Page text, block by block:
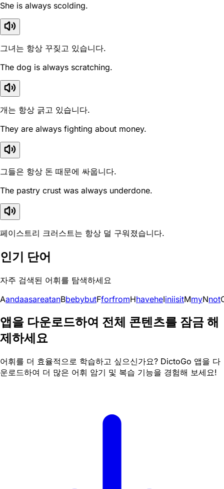
She is always scolding.
그녀는 항상 꾸짖고 있습니다.
The dog is always scratching.
개는 항상 긁고 있습니다.
They are always fighting about money.
그들은 항상 돈 때문에 싸웁니다.
The pastry crust was always underdone.
페이스트리 크러스트는 항상 덜 구워졌습니다.
인기 단어
자주 검색된 어휘를 탐색하세요
AandaasareatanBbebybutFforfromHhaveheIiniisitMmyNnot
앱을 다운로드하여 전체 콘텐츠를 잠금 해
제하세요
어휘를 더 효율적으로 학습하고 싶으신가요? DictoGo 앱을 다
운로드하여 더 많은 어휘 암기 및 복습 기능을 경험해 보세요!